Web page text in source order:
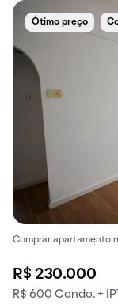
Ótimo preço
Comprar apartamento
R$ 230.000
R$ 600 Condo. +